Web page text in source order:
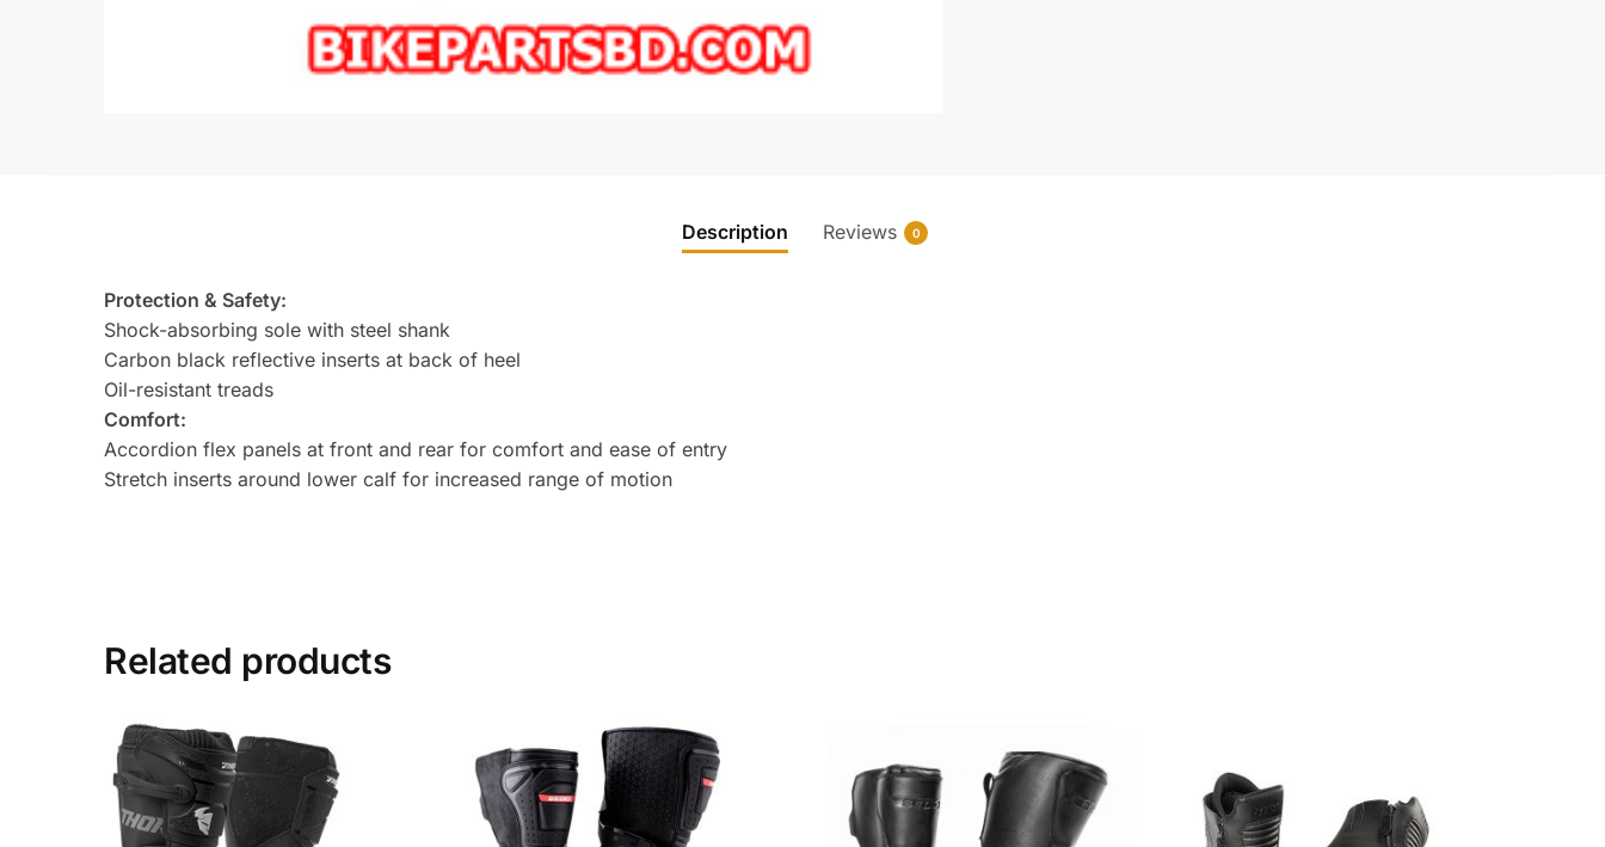
Description Reviews 0
Protection & Safety:
Shock-absorbing sole with steel shank
Carbon black reflective inserts at back of heel
Oil-resistant treads
Comfort:
Accordion flex panels at front and rear for comfort and ease of entry
Stretch inserts around lower calf for increased range of motion
Related products